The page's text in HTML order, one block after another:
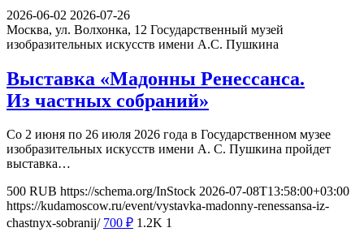
2026-06-02 2026-07-26
Москва, ул. Волхонка, 12 Государственный музей
изобразительных искусств имени А.С. Пушкина
Выставка «Мадонны Ренессанса.
Из частных собраний»
Со 2 июня по 26 июля 2026 года в Государственном музее
изобразительных искусств имени А. С. Пушкина пройдет
выставка…
500 RUB https://schema.org/InStock 2026-07-08T13:58:00+03:00
https://kudamoscow.ru/event/vystavka-madonny-renessansa-iz-
chastnyx-sobranij/ 700 ₽ 1.2K 1